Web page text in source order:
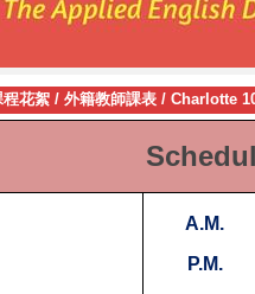
程花絮/ 外籍教師課表/ Charlotte
A.M.
P.M.